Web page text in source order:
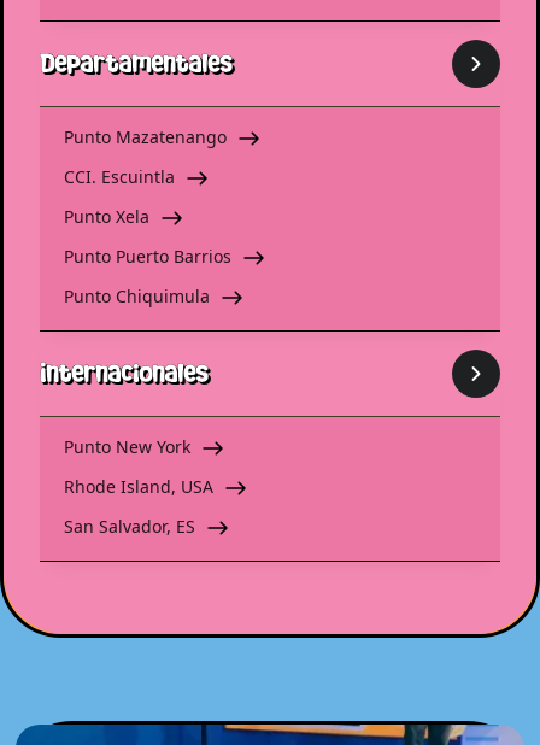
Departamentales
Punto Mazatenango
CCI. Escuintla
Punto Xela
Punto Puerto Barrios
Punto Chiquimula
Internacionales
Punto New York
Rhode Island, USA
San Salvador, ES